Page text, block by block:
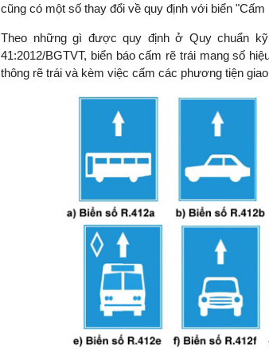
cũng có một số thay đổi về quy định với biển "Cấm
Theo những gì được quy định ở Quy chuẩn
41:2012/BGTVT, biển báo cấm rẽ trái mang số
thông rẽ trái và kèm việc cấm các phương tiện